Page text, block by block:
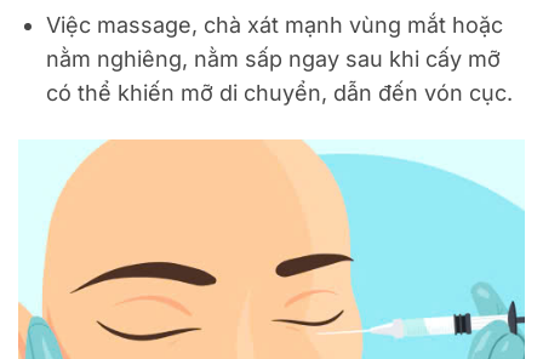
Việc massage, chà xát mạnh vùng mắt hoặc
nằm nghiêng, nằm sấp ngay sau khi cấy mỡ
có thể khiến mỡ di chuyển, dẫn đến vón cục.